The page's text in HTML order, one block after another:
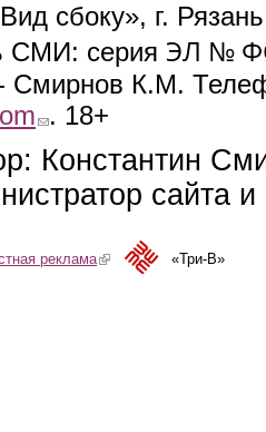
сбоку», г.
СМИ: серия ЭЛ №
Смирнов К.М.
(link sends e-mail)
. 18+
Константин
сайта
реклама(link is external)«Три-В»